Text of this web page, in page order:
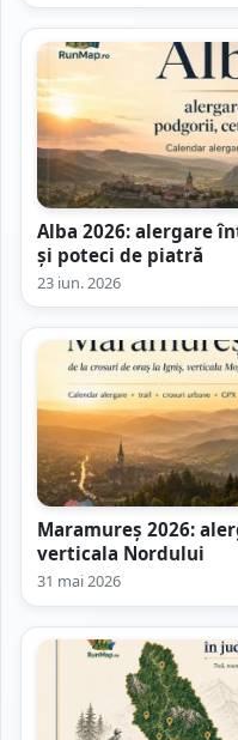
Alba 2026: alergare
și poteci de piatră
23 iun. 2026
Maramureș 2026:
verticala Nordului
31 mai 2026